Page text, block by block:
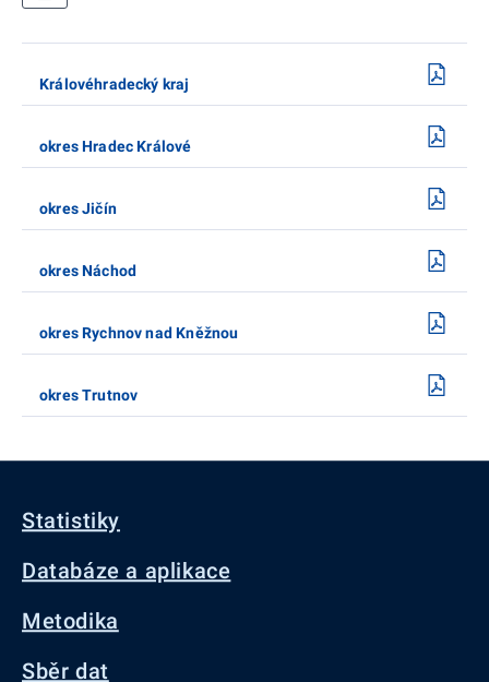
Královéhradecký kraj
okres Hradec Králové
okres Jičín
okres Náchod
okres Rychnov nad Kněžnou
okres Trutnov
Statistiky
Databáze a aplikace
Metodika
Sběr dat